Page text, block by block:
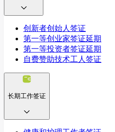
创新者创始人签证
第一等创业家签证延期
第一等投资者签证延期
自费赞助技术工人签证
长期工作签证